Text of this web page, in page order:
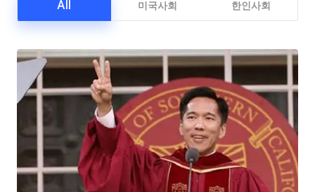
All 미국사회 한인사회